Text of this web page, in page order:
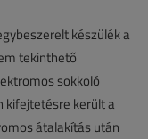
készülék a
tekinthető
sokkoló
kifejtetésre került a
átalakítás után